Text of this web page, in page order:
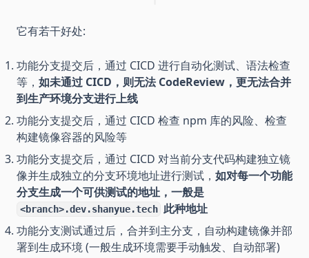
它有若干好处:
功能分支提交后，通过 CICD 进行自动化测试、语法检查
等， 如未通过 CICD，则无法 CodeReview，更无法合并
到生产环境分支进行上线
功能分支提交后，通过 CICD 检查 npm 库的风险、检查
构建镜像容器的风险等
功能分支提交后，通过 CICD 对当前分支代码构建独立镜
像并生成独立的分支环境地址进行测试， 如对每一个功能
分支生成一个可供测试的地址，一般是
<branch>.dev.shanyue.tech 此种地址
功能分支测试通过后，合并到主分支，自动构建镜像并部
署到生成环境 (一般生成环境需要手动触发、自动部署)